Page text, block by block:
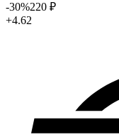
-30%220 ₽
+4.62